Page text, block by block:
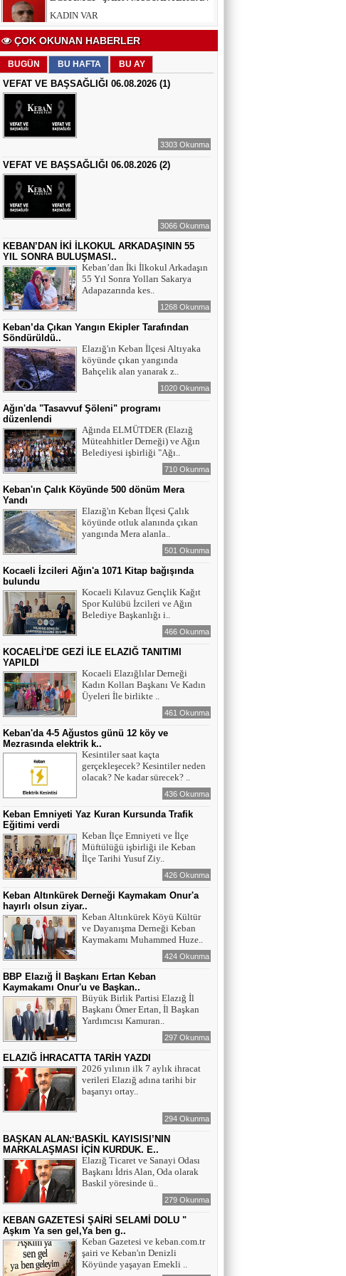
EĞİTİMCİ - ŞAİR : FEVZİ ÖZDEMİR
EDEP
ŞAİR : SELAMİ DOLU
ŞİİRLERİN HER SATIRINDA SEN VARSIN
EĞİTİMCİ - YAZAR : MEHMET
YILMAZ
HIZIR VE İLYAS: UMUDUN, BEREKETİN
VE YENİDEN DOĞUŞUN BULUŞMASI
EĞİTİMCİ - ŞAİR - YAZAR : SÜNDÜS
ARSLAN AKÇA
SUÇ SAMUR KÜRK OLSA
AZERBAYCANLI GAZETECİ-YAZAR
GUNAY RZAYEVA
Maral Rahmanzadeh - Azerbaycan'ın İlk
Profesyonel Kadın Ressamı
YAZAR - AV. ALİ DEMİR
TUTUKLAMA KARARI
YAZAR-ŞAİR MİRAÇ DOĞAN
Mavi Işık İnsanları
EĞİTİMCİ-YAZAR TUNER
ENGELLİ İNSANLARIN ENGELLİ
YERİNE FAZLA BAKMAK
EĞİTİMCİ - YAZAR : MİDRAN YOKUŞ
DİKİLİ TAŞLAR - 8
ÇOK OKUNAN HABERLER
BUGÜN BU HAFTA BU AY
VEFAT VE BAŞSAĞLIĞI 06.08.2026 (1)
3303 Okunma
VEFAT VE BAŞSAĞLIĞI 06.08.2026 (2)
3066 Okunma
KEBAN’DAN İKİ İLKOKUL ARKADAŞININ 55
YIL SONRA BULUŞMASI..
Keban’dan İki İlkokul Arkadaşın
55 Yıl Sonra Yolları Sakarya
Adapazarında kes..
1268 Okunma
Keban’da Çıkan Yangın Ekipler Tarafından
Söndürüldü..
Elazığ'ın Keban İlçesi Altıyaka
köyünde çıkan yangında
Bahçelik alan yanarak z..
1020 Okunma
Ağın'da "Tasavvuf Şöleni" programı
düzenlendi
Ağında ELMÜTDER (Elazığ
Müteahhitler Derneği) ve Ağın
Belediyesi işbirliği "Ağı..
710 Okunma
Keban'ın Çalık Köyünde 500 dönüm Mera
Yandı
Elazığ'ın Keban İlçesi Çalık
köyünde otluk alanında çıkan
yangında Mera alanla..
501 Okunma
Kocaeli İzcileri Ağın'a 1071 Kitap bağışında
bulundu
Kocaeli Kılavuz Gençlik Kağıt
Spor Kulübü İzcileri ve Ağın
Belediye Başkanlığı i..
466 Okunma
KOCAELİ'DE GEZİ İLE ELAZIĞ TANITIMI
YAPILDI
Kocaeli Elazığlılar Derneği
Kadın Kolları Başkanı Ve Kadın
Üyeleri İle birlikte ..
461 Okunma
Keban'da 4-5 Ağustos günü 12 köy ve
Mezrasında elektrik k..
Kesintiler saat kaçta
gerçekleşecek? Kesintiler neden
olacak? Ne kadar sürecek? ..
436 Okunma
Keban Emniyeti Yaz Kuran Kursunda Trafik
Eğitimi verdi
Keban İlçe Emniyeti ve İlçe
Müftülüğü işbirliği ile Keban
İlçe Tarihi Yusuf Ziy..
426 Okunma
Keban Altınkürek Derneği Kaymakam Onur'a
hayırlı olsun ziyar..
Keban Altınkürek Köyü Kültür
ve Dayanışma Derneği Keban
Kaymakamı Muhammed Huze..
424 Okunma
BBP Elazığ İl Başkanı Ertan Keban
Kaymakamı Onur'u ve Başkan..
Büyük Birlik Partisi Elazığ İl
Başkanı Ömer Ertan, İl Başkan
Yardımcısı Kamuran..
297 Okunma
ELAZIĞ İHRACATTA TARİH YAZDI
2026 yılının ilk 7 aylık ihracat
verileri Elazığ adına tarihi bir
başarıyı ortay..
294 Okunma
BAŞKAN ALAN:‘BASKİL KAYISISI’NIN
MARKALAŞMASI İÇİN KURDUK. E..
Elazığ Ticaret ve Sanayi Odası
Başkanı İdris Alan, Oda olarak
Baskil yöresinde ü..
279 Okunma
KEBAN GAZETESİ ŞAİRİ SELAMİ DOLU "
Aşkım Ya sen gel,Ya ben g..
Keban Gazetesi ve keban.com.tr
şairi ve Keban'ın Denizli
Köyünde yaşayan Emekli ..